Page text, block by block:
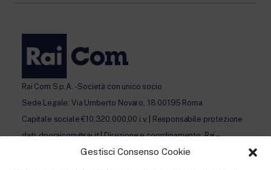
Gestisci Consenso Cookie
Rai Com S.p.A. - Società con unico socio
Sede Legale: Via Umberto Novaro, 18 00195 Roma
Capitale sociale €10.320.000,00 i.v. | Responsabile protezione
dati: dporaicom@rai.it | Direzione e coordinamento: Rai –
Radiotelevisione italiana S.p.A.